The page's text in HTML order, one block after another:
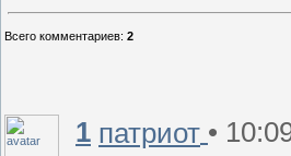
Всего комментариев: 2
1 патриот •